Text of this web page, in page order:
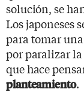
solución, se
Los japoneses
para tomar
por paralizar
que hace
planteamiento.